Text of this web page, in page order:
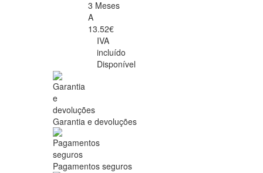
3 Meses
A
13.52€
IVA
incluído
Disponível
Garantia e devoluções
Pagamentos seguros